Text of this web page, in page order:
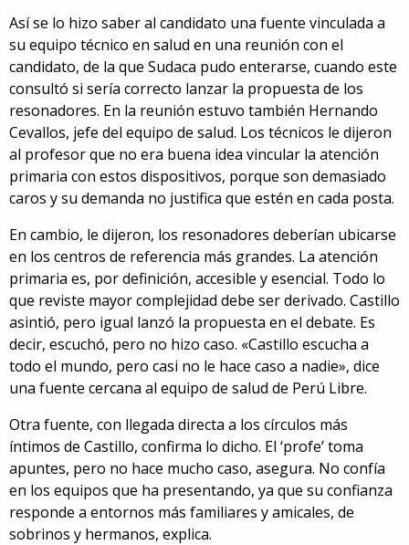
Así se lo hizo saber al candidato una fuente vinculada a
su equipo técnico en salud en una reunión con el
candidato, de la que Sudaca pudo enterarse, cuando este
consultó si sería correcto lanzar la propuesta de los
resonadores. En la reunión estuvo también Hernando
Cevallos, jefe del equipo de salud. Los técnicos le dijeron
al profesor que no era buena idea vincular la atención
primaria con estos dispositivos, porque son demasiado
caros y su demanda no justifica que estén en cada posta.
En cambio, le dijeron, los resonadores deberían ubicarse
en los centros de referencia más grandes. La atención
primaria es, por definición, accesible y esencial. Todo lo
que reviste mayor complejidad debe ser derivado. Castillo
asintió, pero igual lanzó la propuesta en el debate. Es
decir, escuchó, pero no hizo caso. «Castillo escucha a
todo el mundo, pero casi no le hace caso a nadie», dice
una fuente cercana al equipo de salud de Perú Libre.
Otra fuente, con llegada directa a los círculos más
íntimos de Castillo, confirma lo dicho. El ‘profe’ toma
apuntes, pero no hace mucho caso, asegura. No confía
en los equipos que ha presentando, ya que su confianza
responde a entornos más familiares y amicales, de
sobrinos y hermanos, explica.